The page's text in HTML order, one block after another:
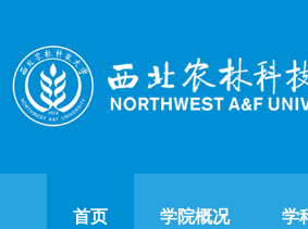
首页 学院概况 学